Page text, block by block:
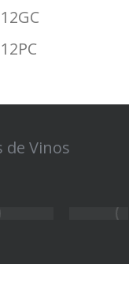
de Vinos